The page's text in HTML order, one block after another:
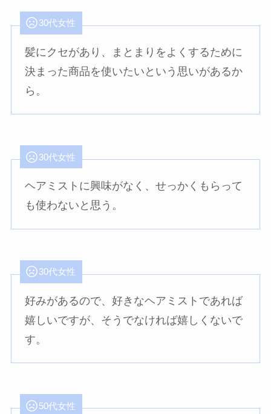
30代女性
髪にクセがあり、まとまりをよくするために
決まった商品を使いたいという思いがあるか
ら。
30代女性
ヘアミストに興味がなく、せっかくもらって
も使わないと思う。
30代女性
好みがあるので、好きなヘアミストであれば
嬉しいですが、そうでなければ嬉しくないで
す。
50代女性